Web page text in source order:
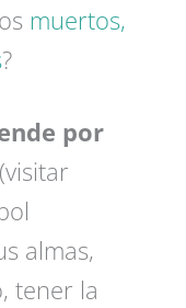
muertos,
?
por
(visitar
almas,
tener la